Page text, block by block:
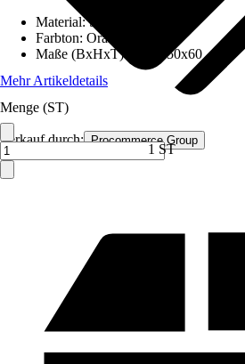
Verkauf durch: Procommerce Group
Material:Stahl
Farbton: Orange
Maße (BxHxT)
195x250x60
Mehr Artikeldetails
Menge (ST)
1 ST